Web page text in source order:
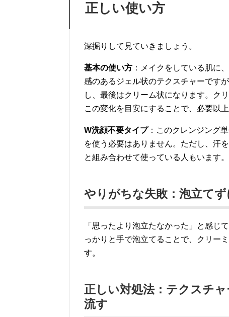
正しい使い方
深掘りして見ていきましょう。
基本の使い方 ：メイクをしている肌に
感のあるジェル状のテクスチャーです
し、最後はクリーム状になります。ク
この変化を目安にすることで、必要以
W洗顔不要タイプ：このクレンジング
を使う必要はありません。ただし、汗
と組み合わせて使っている人もいます。
やりがちな失敗：泡立て
「思ったより泡立たなかった」と感じ
っかりと手で泡立てることで、クリー
す。
正しい対処法：テクスチ
流す